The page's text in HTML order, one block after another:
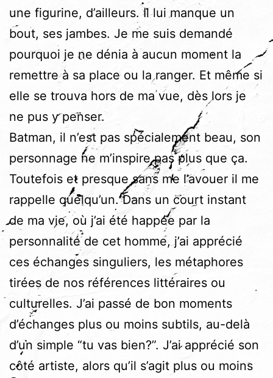
une figurine, d’ailleurs. Il lui manque un
bout, ses jambes. Je me suis demandé
pourquoi je ne dénia à aucun moment la
remettre à sa place ou la ranger. Et même si
elle se trouva hors de ma vue, dès lors je
ne pus y penser.
Batman, il n’est pas spécialement beau, son
personnage ne m’inspire pas plus que ça.
Toutefois et presque sans me l’avouer il me
rappelle quelqu’un. Dans un court instant
de ma vie, où j’ai été happée par la
personnalité de cet homme, j’ai apprécié
ces échanges singuliers, les métaphores
tirées de nos références littéraires ou
culturelles. J’ai passé de bon moments
d’échanges plus ou moins subtils, au-delà
d’un simple “tu vas bien?”. J’ai apprécié son
côté artiste, alors qu’il s’agit plus ou moins